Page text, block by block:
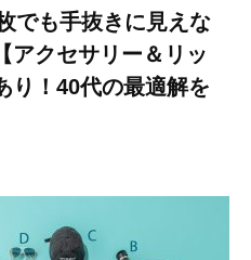
でも手抜きに見えな
アクセサリー＆リッ
り！40代の最適解を